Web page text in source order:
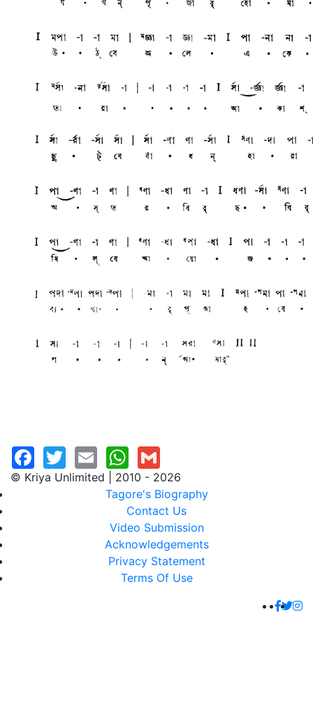
© Kriya Unlimited | 2010 - 2026
Tagore's Biography
Contact Us
Video Submission
Acknowledgements
Privacy Statement
Terms Of Use